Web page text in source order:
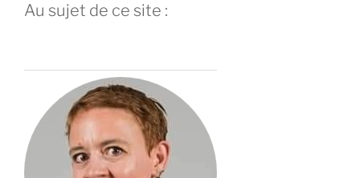
Au sujet de ce site :